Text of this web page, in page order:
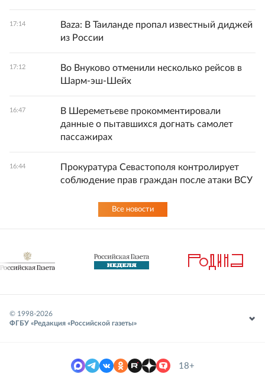
17:14
Baza: В Таиланде пропал известный диджей
из России
17:12
Во Внуково отменили несколько рейсов в
Шарм-эш-Шейх
16:47
В Шереметьеве прокомментировали
данные о пытавшихся догнать самолет
пассажирах
16:44
Прокуратура Севастополя контролирует
соблюдение прав граждан после атаки ВСУ
Все новости
© 1998-2026
ФГБУ «Редакция «Российской газеты»
18+